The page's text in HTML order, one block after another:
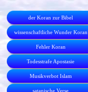
der Koran zur Bibel
wissenschaftliche Wunder Koran
Fehler Koran
Todesstrafe Apostasie
Musikverbot Islam
satanische Verse